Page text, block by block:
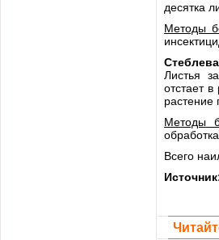
десятка
Методы
Листья
отстает
растение
Методы
обработка
Всего